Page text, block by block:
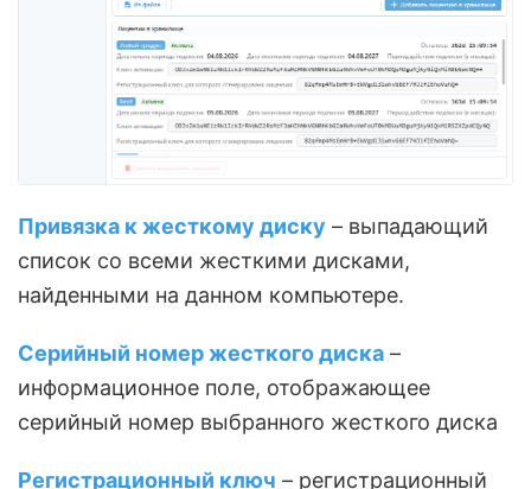
Привязка к жесткому диску – выпадающий
список со всеми жесткими дисками,
найденными на данном компьютере.
Серийный номер жесткого диска –
информационное поле, отображающее
серийный номер выбранного жесткого диска
Регистрационный ключ – регистрационный